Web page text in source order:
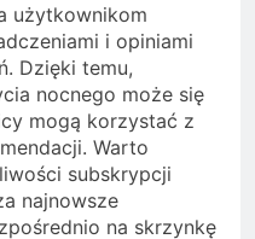
użytkownikom
i opiniami
Dzięki temu,
nocnego może się
mogą korzystać z
Warto
subskrypcji
najnowsze
na skrzynkę